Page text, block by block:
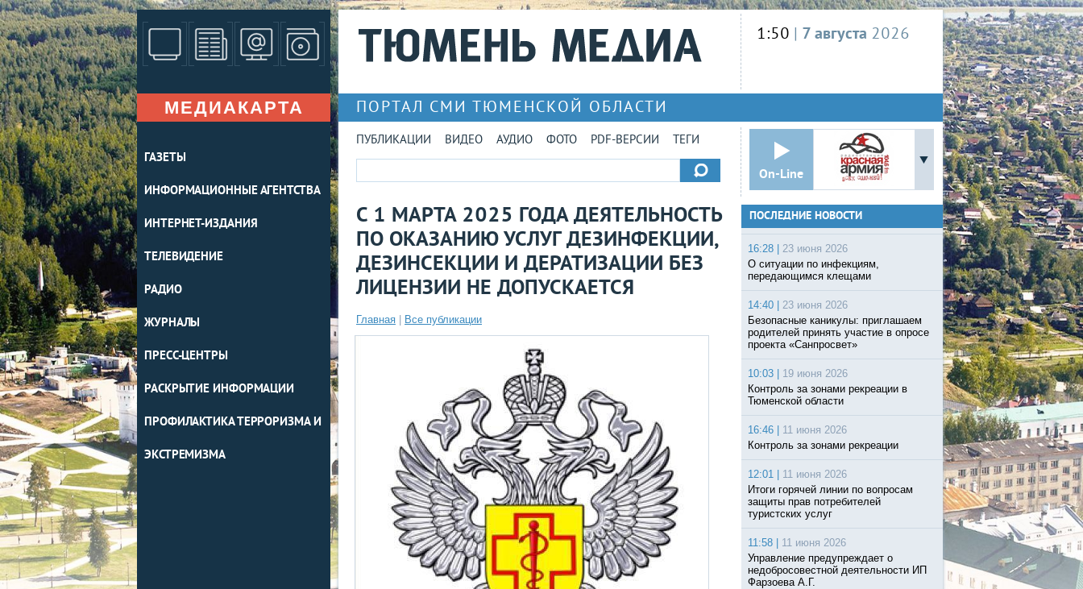
МЕДИАКАРТА
ГАЗЕТЫ
ИНФОРМАЦИОННЫЕ АГЕНТСТВА
ИНТЕРНЕТ-ИЗДАНИЯ
ТЕЛЕВИДЕНИЕ
РАДИО
ЖУРНАЛЫ
ПРЕСС-ЦЕНТРЫ
РАСКРЫТИЕ ИНФОРМАЦИИ
ПРОФИЛАКТИКА ТЕРРОРИЗМА И
ЭКСТРЕМИЗМА
1:50 | 7 августа 2026
ПОРТАЛ СМИ ТЮМЕНСКОЙ ОБЛАСТИ
ПУБЛИКАЦИИ ВИДЕО АУДИО ФОТО PDF-ВЕРСИИ ТЕГИ
On-Line
С 1 МАРТА 2025 ГОДА ДЕЯТЕЛЬНОСТЬ
ПО ОКАЗАНИЮ УСЛУГ ДЕЗИНФЕКЦИИ,
ДЕЗИНСЕКЦИИ И ДЕРАТИЗАЦИИ БЕЗ
ЛИЦЕНЗИИ НЕ ДОПУСКАЕТСЯ
Главная Все публикации
ПОСЛЕДНИЕ НОВОСТИ
16:28 |
23 июня 2026
О ситуации по инфекциям,
передающимся клещами
14:40 |
23 июня 2026
Безопасные каникулы: приглашаем
родителей принять участие в опросе
проекта «Санпросвет»
10:03 |
19 июня 2026
Контроль за зонами рекреации в
Тюменской области
16:46 |
11 июня 2026
Контроль за зонами рекреации
12:01 |
11 июня 2026
Итоги горячей линии по вопросам
защиты прав потребителей
туристских услуг
11:58 |
11 июня 2026
Управление предупреждает о
недобросовестной деятельности ИП
Фарзоева А.Г.